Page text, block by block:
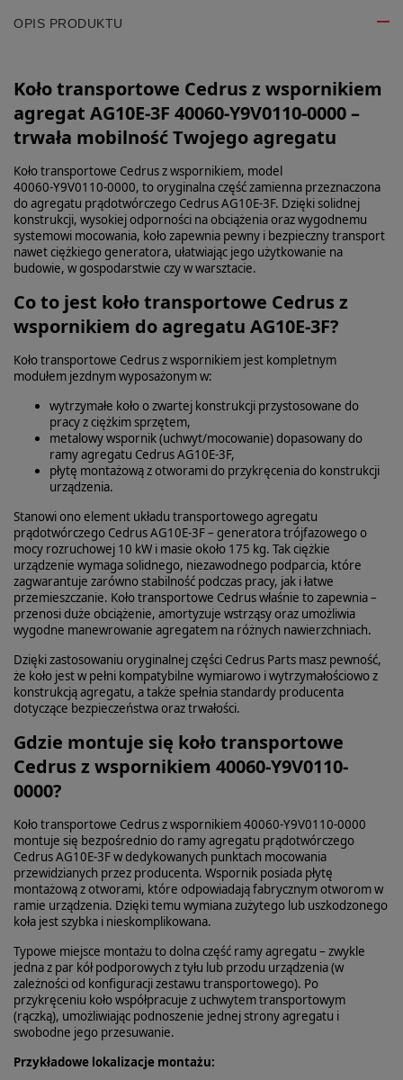
OPIS PRODUKTU
Koło transportowe Cedrus z wspornikiem
agregat AG10E-3F 40060-Y9V0110-0000 –
trwała mobilność Twojego agregatu
Koło transportowe Cedrus z wspornikiem, model
40060‑Y9V0110‑0000, to oryginalna część zamienna przeznaczona
do agregatu prądotwórczego Cedrus AG10E‑3F. Dzięki solidnej
konstrukcji, wysokiej odporności na obciążenia oraz wygodnemu
systemowi mocowania, koło zapewnia pewny i bezpieczny transport
nawet ciężkiego generatora, ułatwiając jego użytkowanie na
budowie, w gospodarstwie czy w warsztacie.
Co to jest koło transportowe Cedrus z
wspornikiem do agregatu AG10E-3F?
Koło transportowe Cedrus z wspornikiem jest kompletnym
modułem jezdnym wyposażonym w:
wytrzymałe koło o zwartej konstrukcji przystosowane do
pracy z ciężkim sprzętem,
metalowy wspornik (uchwyt/mocowanie) dopasowany do
ramy agregatu Cedrus AG10E‑3F,
płytę montażową z otworami do przykręcenia do konstrukcji
urządzenia.
Stanowi ono element układu transportowego agregatu
prądotwórczego Cedrus AG10E‑3F – generatora trójfazowego o
mocy rozruchowej 10 kW i masie około 175 kg. Tak ciężkie
urządzenie wymaga solidnego, niezawodnego podparcia, które
zagwarantuje zarówno stabilność podczas pracy, jak i łatwe
przemieszczanie. Koło transportowe Cedrus właśnie to zapewnia –
przenosi duże obciążenie, amortyzuje wstrząsy oraz umożliwia
wygodne manewrowanie agregatem na różnych nawierzchniach.
Dzięki zastosowaniu oryginalnej części Cedrus Parts masz pewność,
że koło jest w pełni kompatybilne wymiarowo i wytrzymałościowo z
konstrukcją agregatu, a także spełnia standardy producenta
dotyczące bezpieczeństwa oraz trwałości.
Gdzie montuje się koło transportowe
Cedrus z wspornikiem 40060-Y9V0110-
0000?
Koło transportowe Cedrus z wspornikiem 40060‑Y9V0110‑0000
montuje się bezpośrednio do ramy agregatu prądotwórczego
Cedrus AG10E‑3F w dedykowanych punktach mocowania
przewidzianych przez producenta. Wspornik posiada płytę
montażową z otworami, które odpowiadają fabrycznym otworom w
ramie urządzenia. Dzięki temu wymiana zużytego lub uszkodzonego
koła jest szybka i nieskomplikowana.
Typowe miejsce montażu to dolna część ramy agregatu – zwykle
jedna z par kół podporowych z tyłu lub przodu urządzenia (w
zależności od konfiguracji zestawu transportowego). Po
przykręceniu koło współpracuje z uchwytem transportowym
(rączką), umożliwiając podnoszenie jednej strony agregatu i
swobodne jego przesuwanie.
Przykładowe lokalizacje montażu: